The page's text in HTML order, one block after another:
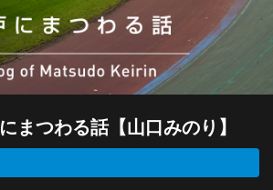
つわる話【山口みのり】